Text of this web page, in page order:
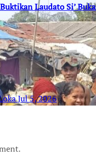
Laudato Si’
Jul 5, 2026